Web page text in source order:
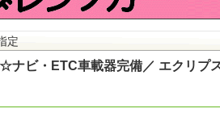
定
ナビ・ETC車載器完備／ エクリプ